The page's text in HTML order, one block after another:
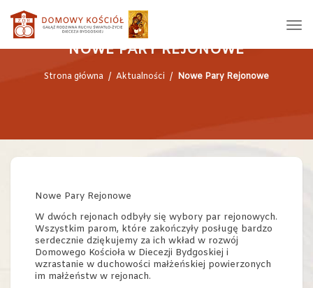
NOWE PARY REJONOWE
Strona główna / Aktualności / Nowe Pary Rejonowe
Nowe Pary Rejonowe
W dwóch rejonach odbyły się wybory par rejonowych.
Wszystkim parom, które zakończyły posługę bardzo
serdecznie dziękujemy za ich wkład w rozwój
Domowego Kościoła w Diecezji Bydgoskiej i
wzrastanie w duchowości małżeńskiej powierzonych
im małżeństw w rejonach.